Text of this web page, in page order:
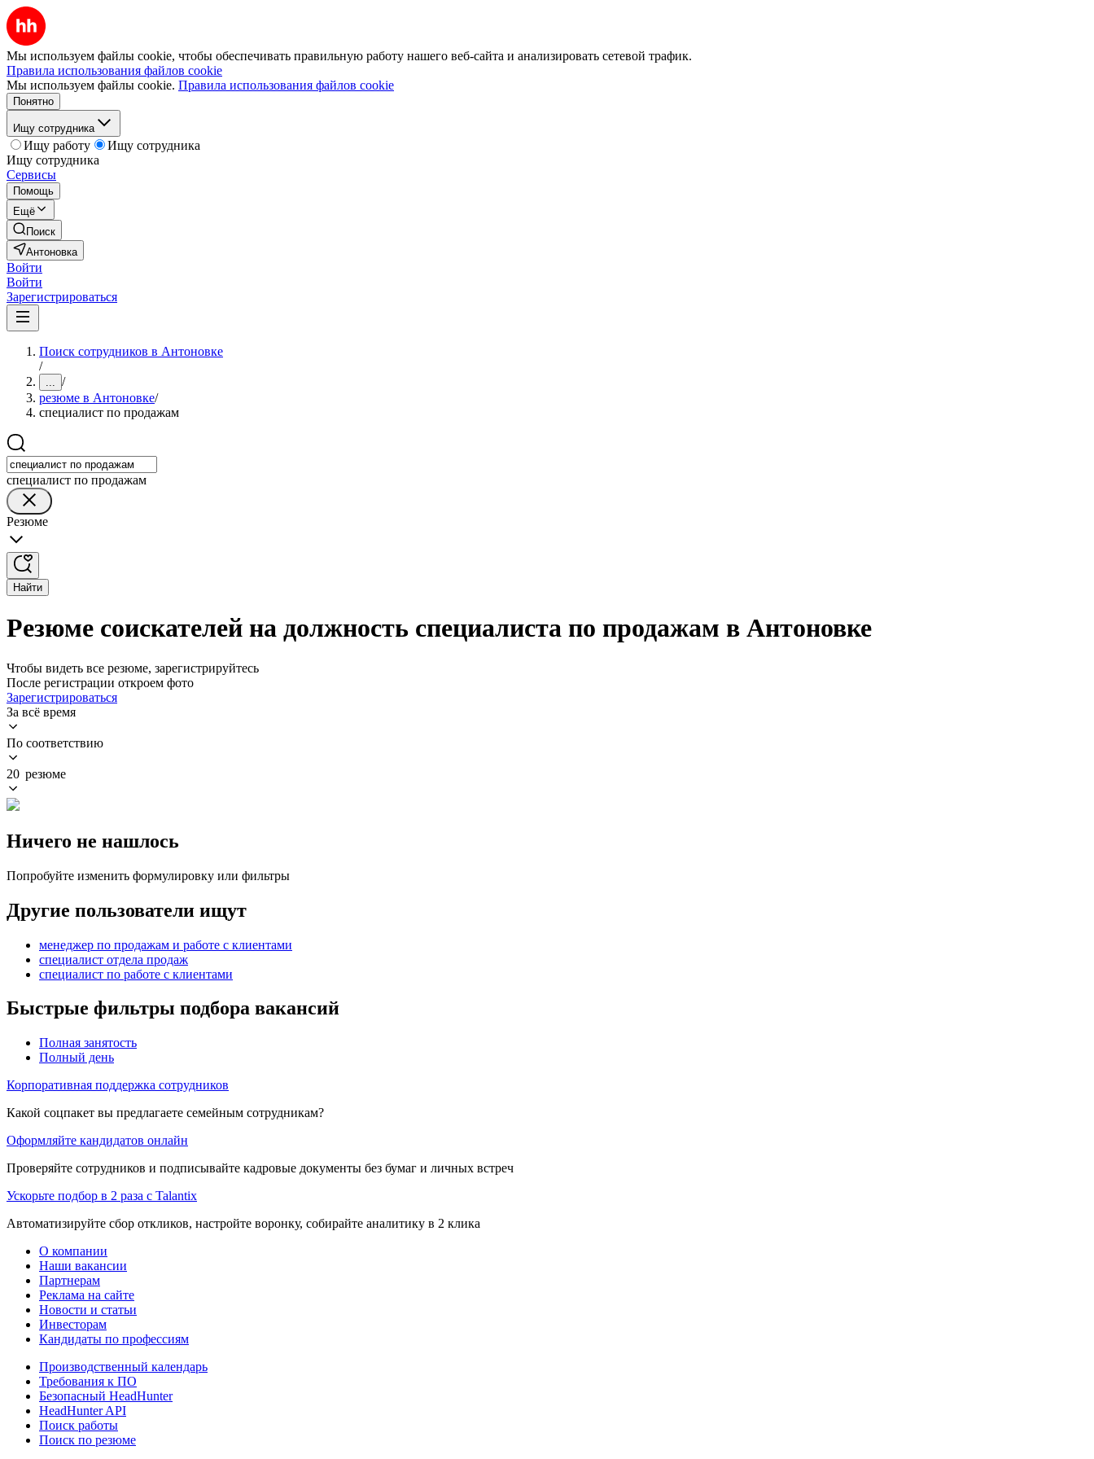
Мы используем файлы cookie, чтобы обеспечивать правильную работу нашего веб-сайта и анализировать сетевой трафик.
Правила использования файлов cookie
Мы используем файлы cookie. Правила использования файлов cookie
Понятно
Ищу сотрудника
Ищу работу
Ищу сотрудника
Ищу сотрудника
Сервисы
Помощь
Ещё
Поиск
Антоновка
Войти
Войти
Зарегистрироваться
Поиск сотрудников в Антоновке
/
... /
резюме в Антоновке/
специалист по продажам
специалист по продажам
Резюме
Найти
Резюме соискателей на должность специалиста по продажам в Антоновке
Чтобы видеть все резюме, зарегистрируйтесь
После регистрации откроем фото
Зарегистрироваться
За всё время
По соответствию
20 резюме
Ничего не нашлось
Попробуйте изменить формулировку или фильтры
Другие пользователи ищут
менеджер по продажам и работе с клиентами
специалист отдела продаж
специалист по работе с клиентами
Быстрые фильтры подбора вакансий
Полная занятость
Полный день
Корпоративная поддержка сотрудников
Какой соцпакет вы предлагаете семейным сотрудникам?
Оформляйте кандидатов онлайн
Проверяйте сотрудников и подписывайте кадровые документы без бумаг и личных встреч
Ускорьте подбор в 2 раза с Talantix
Автоматизируйте сбор откликов, настройте воронку, собирайте аналитику в 2 клика
О компании
Наши вакансии
Партнерам
Реклама на сайте
Новости и статьи
Инвесторам
Кандидаты по профессиям
Производственный календарь
Требования к ПО
Безопасный HeadHunter
HeadHunter API
Поиск работы
Поиск по резюме